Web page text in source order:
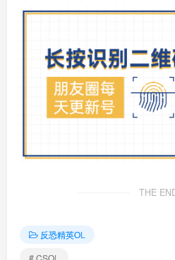
THE
反恐精英OL
# CSOL